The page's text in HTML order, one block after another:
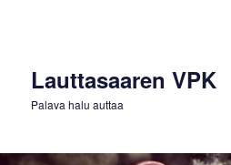
Lauttasaaren VPK
Palava halu auttaa